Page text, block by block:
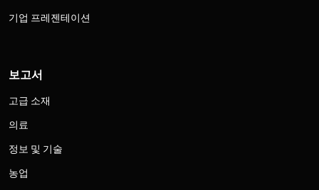
기업 프레젠테이션
보고서
고급 소재
의료
정보 및 기술
농업